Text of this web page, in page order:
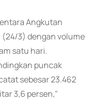
Angkutan
(24/3) dengan volume
satu hari.
puncak
sebesar 23.462
3,6 persen,"